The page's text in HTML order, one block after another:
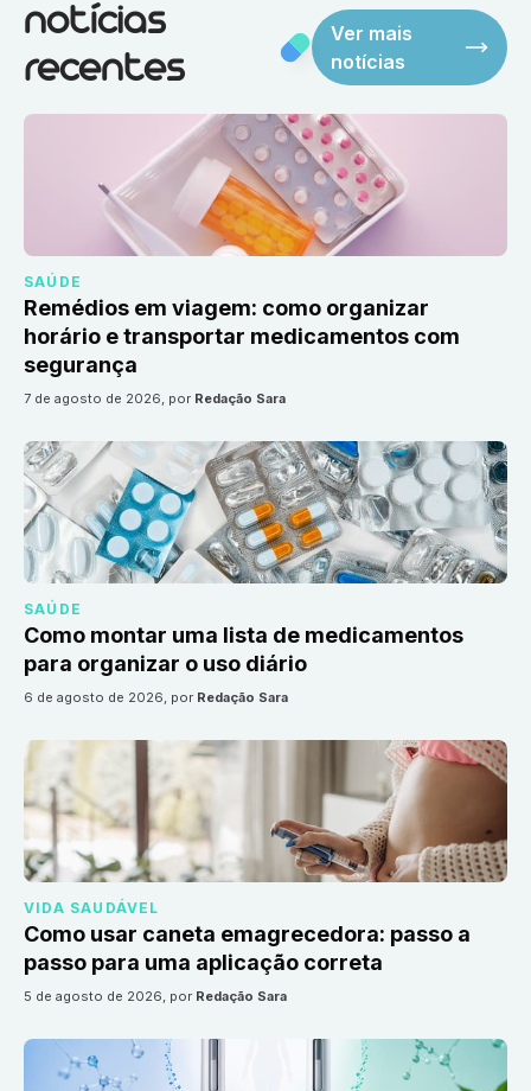
notícias
recentes
Ver mais
notícias
SAÚDE
Remédios em viagem: como organizar
horário e transportar medicamentos com
segurança
7 de agosto de 2026, por Redação Sara
SAÚDE
Como montar uma lista de medicamentos
para organizar o uso diário
6 de agosto de 2026, por Redação Sara
VIDA SAUDÁVEL
Como usar caneta emagrecedora: passo a
passo para uma aplicação correta
5 de agosto de 2026, por Redação Sara